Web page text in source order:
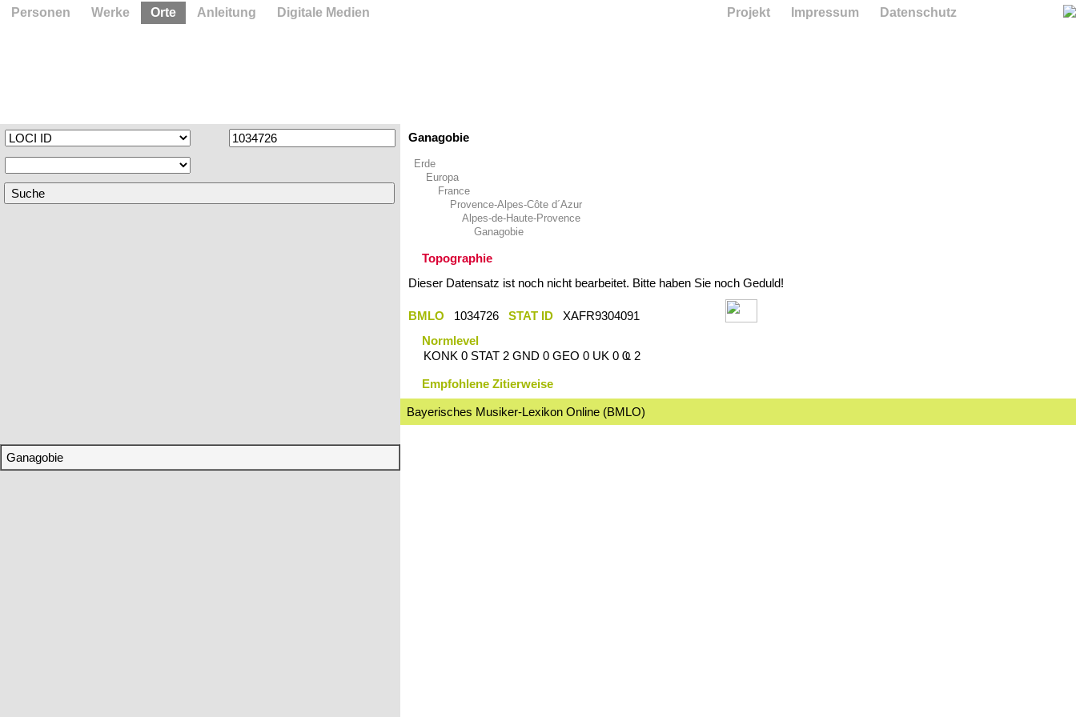
Ganagobie
Ganagobie
Erde
Europa
France
Provence-Alpes-Côte d´Azur
Alpes-de-Haute-Provence
Ganagobie
Topographie
Dieser Datensatz ist noch nicht bearbeitet. Bitte haben Sie noch Geduld!
BMLO 1034726 STAT ID
XAFR9304091
Normlevel
KONK 0 STAT 2 GND 0 GEO 0 UK 0 Ҩ 2
Empfohlene Zitierweise
Bayerisches Musiker-Lexikon Online (BMLO)
Personen Werke Orte Anleitung Digitale Medien Projekt Impressum Datenschutz